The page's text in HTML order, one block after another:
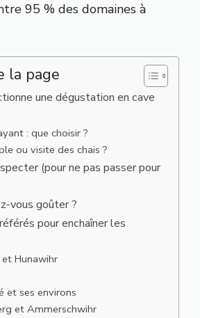
95 % des domaines à
la page
une dégustation en cave
: que choisir ?
ou visite des chais ?
(pour ne pas passer pour
vous goûter ?
pour enchaîner les
Hunawihr
et ses environs
et Ammerschwihr